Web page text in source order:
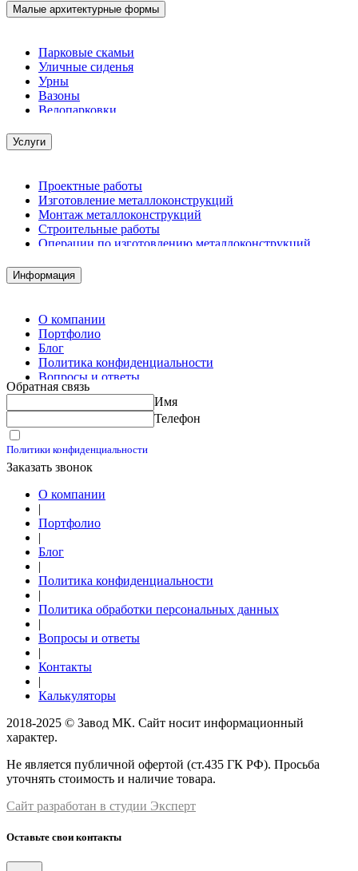
Малые архитектурные формы
Парковые скамьи
Уличные сиденья
Урны
Вазоны
Велопарковки
Услуги
Проектные работы
Изготовление металлоконструкций
Монтаж металлоконструкций
Строительные работы
Операции по изготовлению металлоконструкций
Комплектация металлопроката
Изготовление винтовых свай
Информация
О компании
Портфолио
Блог
Политика конфиденциальности
Вопросы и ответы
Контакты
Обратная связь
Имя
Телефон
Политики конфиденциальности
Заказать звонок
О компании
|
Портфолио
|
Блог
|
Политика конфиденциальности
|
Политика обработки персональных данных
|
Вопросы и ответы
|
Контакты
|
Калькуляторы
2018-2025 © Завод МК. Сайт носит информационный
характер.
Не является публичной офертой (ст.435 ГК РФ). Просьба
уточнять стоимость и наличие товара.
Сайт разработан в студии Эксперт
Оставьте свои контакты